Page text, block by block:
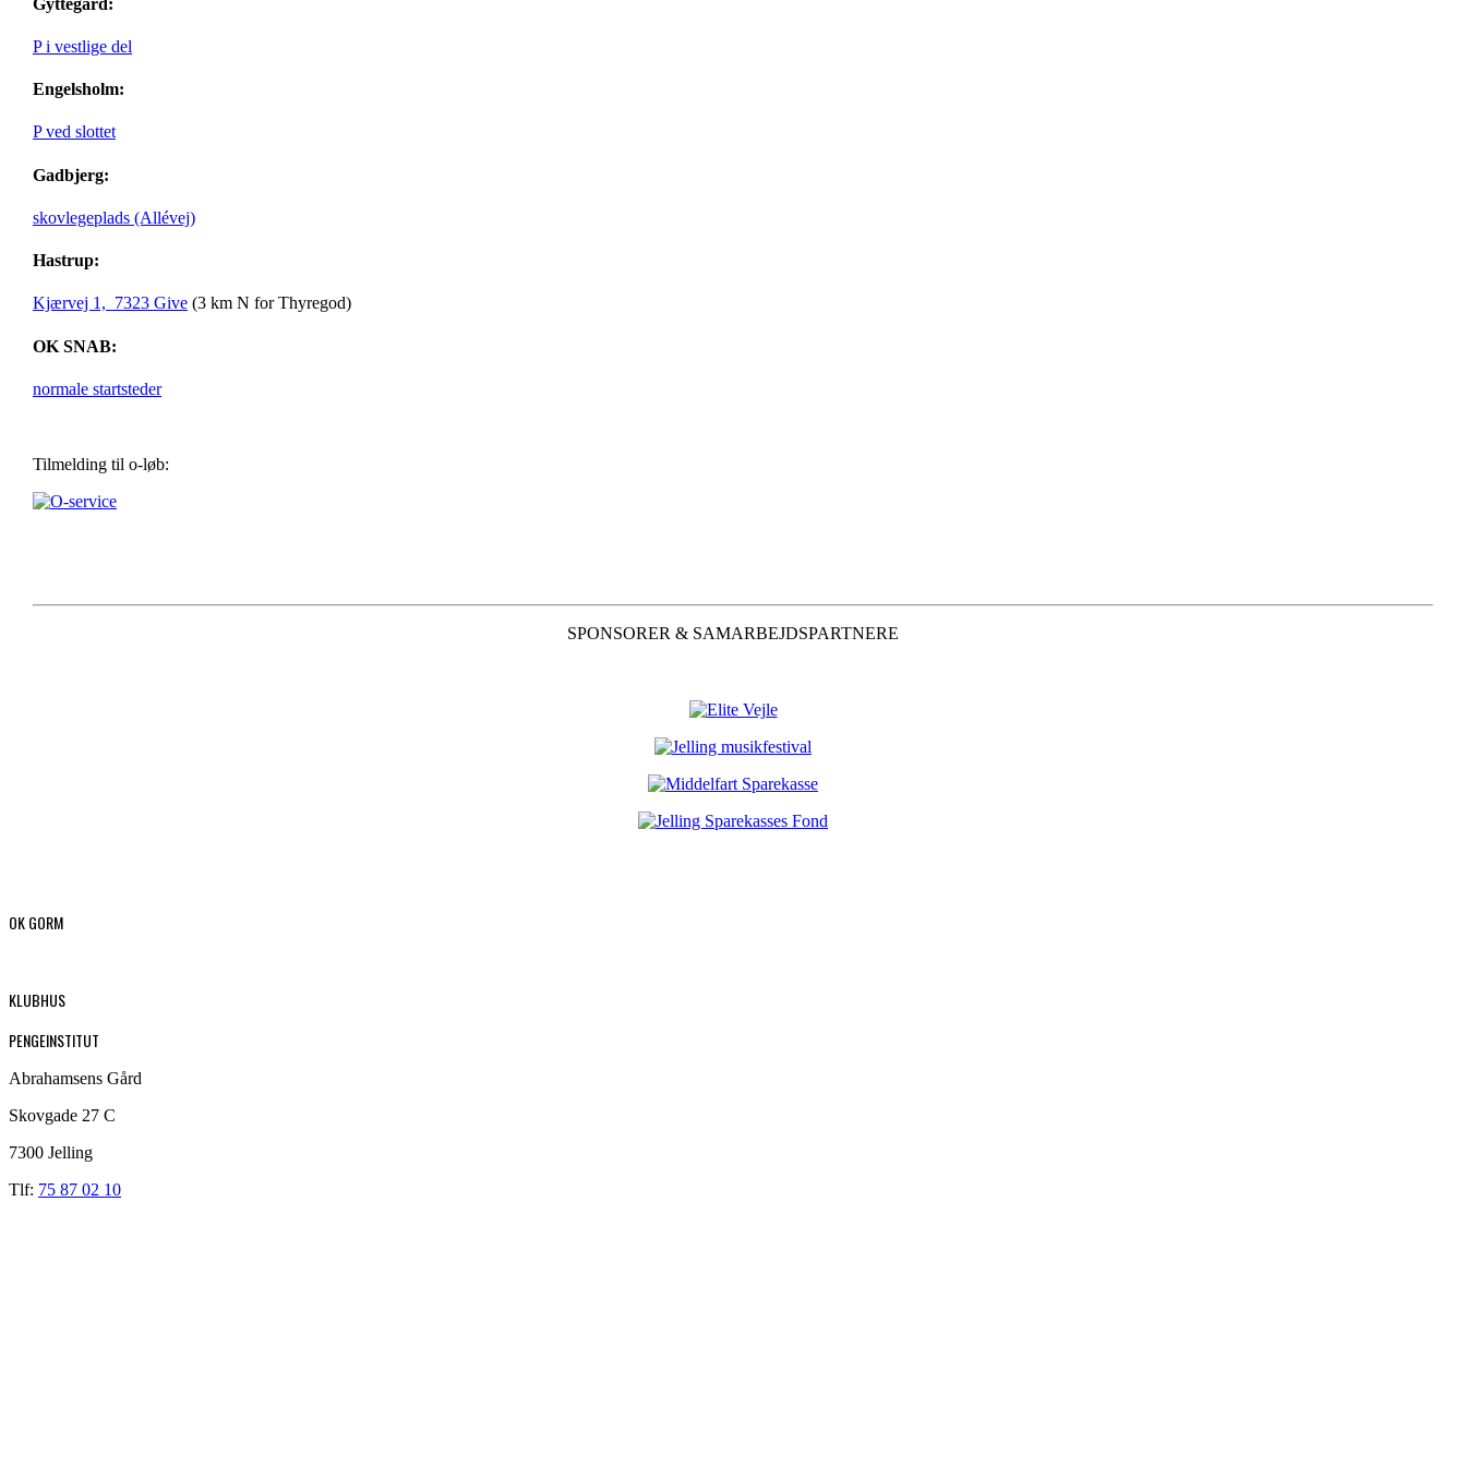
P i vestlige del
Engelsholm:
P ved slottet
Gadbjerg:
skovlegeplads (Allévej)
Hastrup:
Kjærvej 1, 7323 Give (3 km N for Thyregod)
OK SNAB:
normale startsteder
Tilmelding til o-løb:
SPONSORER & SAMARBEJDSPARTNERE
OK GORM
KLUBHUS
PENGEINSTITUT
Abrahamsens Gård
Skovgade 27 C
7300 Jelling
Tlf: 75 87 02 10